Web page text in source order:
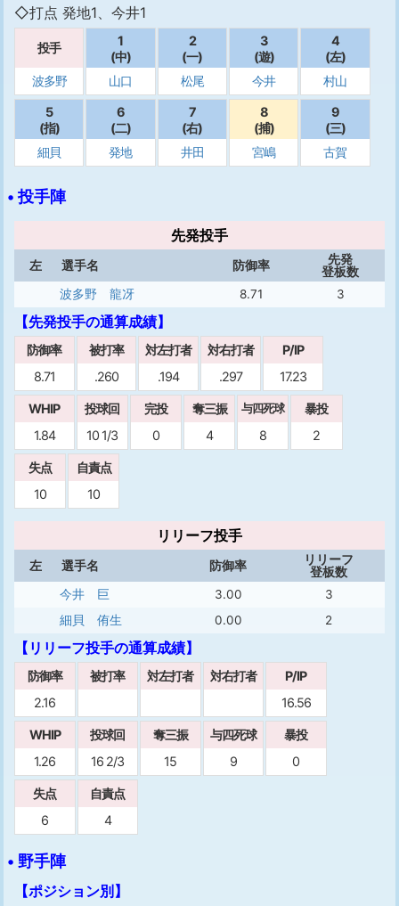
◇打点 発地1、今井1
投手
波多野
1
(中)
山口
2
(一)
松尾
3
(遊)
今井
4
(左)
村山
5
(指)
細貝
6
(二)
発地
7
(右)
井田
8
(捕)
宮嶋
9
(三)
古賀
• 投手陣
先発投手
左 選手名 防御率
先発
登板数
波多野 龍冴
8.71 3
【先発投手の通算成績】
防御率
8.71
被打率
.260
対左打者
.194
対右打者
.297
P/IP
17.23
WHIP
1.84
投球回
10 1/3
完投
0
奪三振
4
与四死球
8
暴投
2
失点
10
自責点
10
リリーフ投手
左 選手名 防御率
リリーフ
登板数
今井 巨
3.00
3
細貝 侑生
0.00 2
【リリーフ投手の通算成績】
防御率
2.16
被打率 対左打者 対右打者
P/IP
16.56
WHIP
1.26
投球回
16 2/3
奪三振
15
与四死球
9
暴投
0
失点
6
自責点
4
• 野手陣
【ポジション別】